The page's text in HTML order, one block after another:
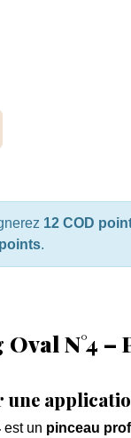
12 COD
.
N°4
est un pinceau